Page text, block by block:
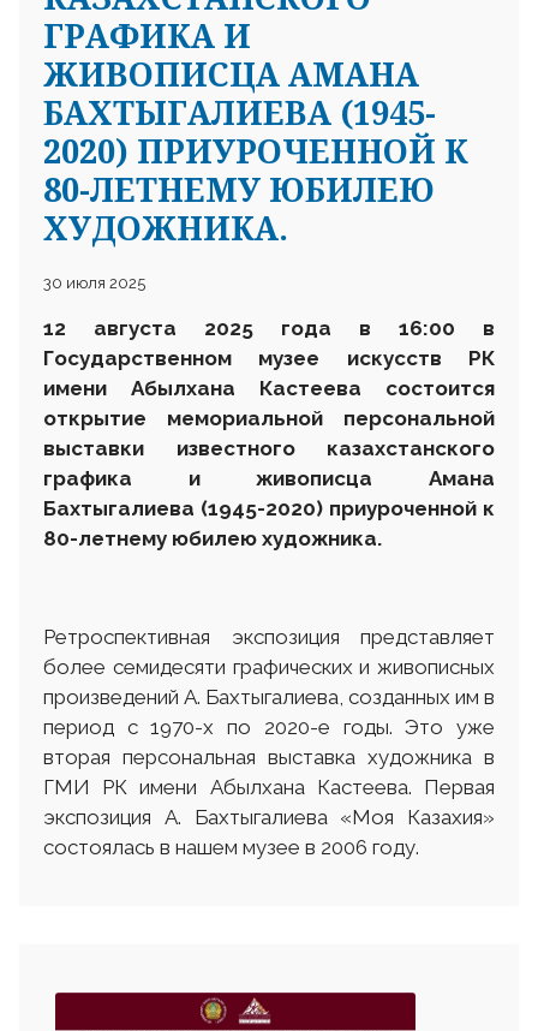
ГРАФИКА И
ЖИВОПИСЦА АМАНА
БАХТЫГАЛИЕВА (1945-
2020) ПРИУРОЧЕННОЙ К
80-ЛЕТНЕМУ ЮБИЛЕЮ
ХУДОЖНИКА.
30 июля 2025
12 августа 2025 года в 16:00 в
Государственном музее искусств РК
имени Абылхана Кастеева состоится
открытие мемориальной персональной
выставки известного казахстанского
графика и живописца Амана
Бахтыгалиева (1945-2020) приуроченной к
80-летнему юбилею художника.
Ретроспективная экспозиция представляет
более семидесяти графических и живописных
произведений А. Бахтыгалиева, созданных им в
период с 1970-х по 2020-е годы. Это уже
вторая персональная выставка художника в
ГМИ РК имени Абылхана Кастеева. Первая
экспозиция А. Бахтыгалиева «Моя Казахия»
состоялась в нашем музее в 2006 году.